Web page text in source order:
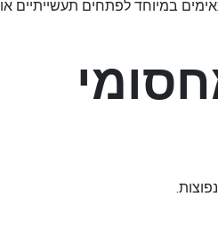
במיוחד לפתחים תעשייתיים או